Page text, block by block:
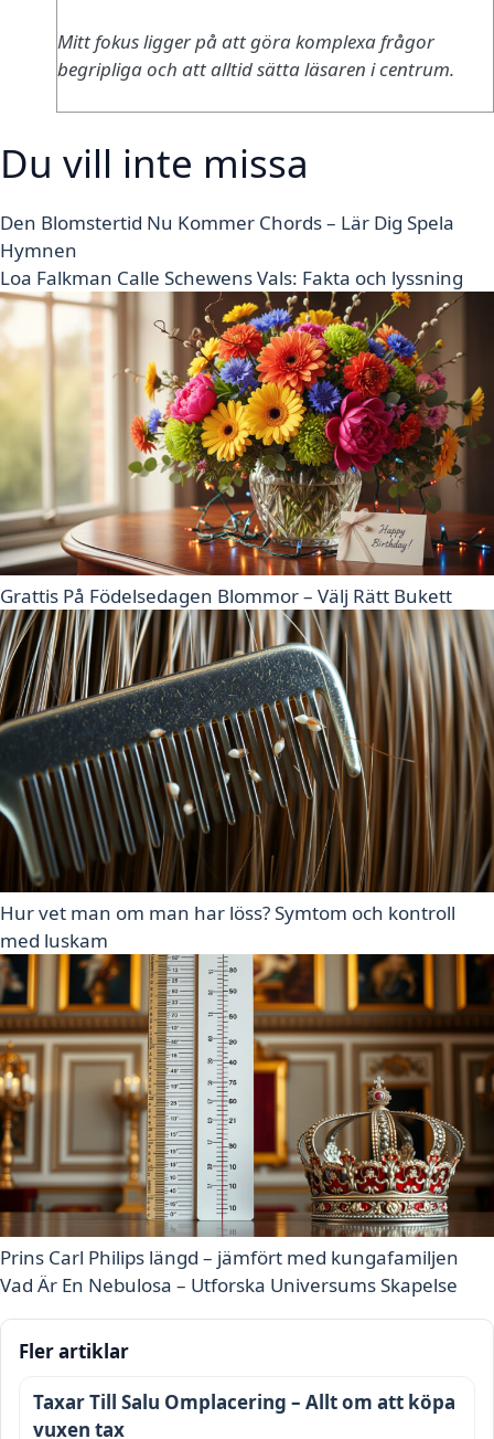
Mitt fokus ligger på att göra komplexa frågor
begripliga och att alltid sätta läsaren i centrum.
Du vill inte missa
Den Blomstertid Nu Kommer Chords – Lär Dig Spela
Hymnen
Loa Falkman Calle Schewens Vals: Fakta och lyssning
Grattis På Födelsedagen Blommor – Välj Rätt Bukett
Hur vet man om man har löss? Symtom och kontroll
med luskam
Prins Carl Philips längd – jämfört med kungafamiljen
Vad Är En Nebulosa – Utforska Universums Skapelse
Fler artiklar
Taxar Till Salu Omplacering – Allt om att köpa
vuxen tax